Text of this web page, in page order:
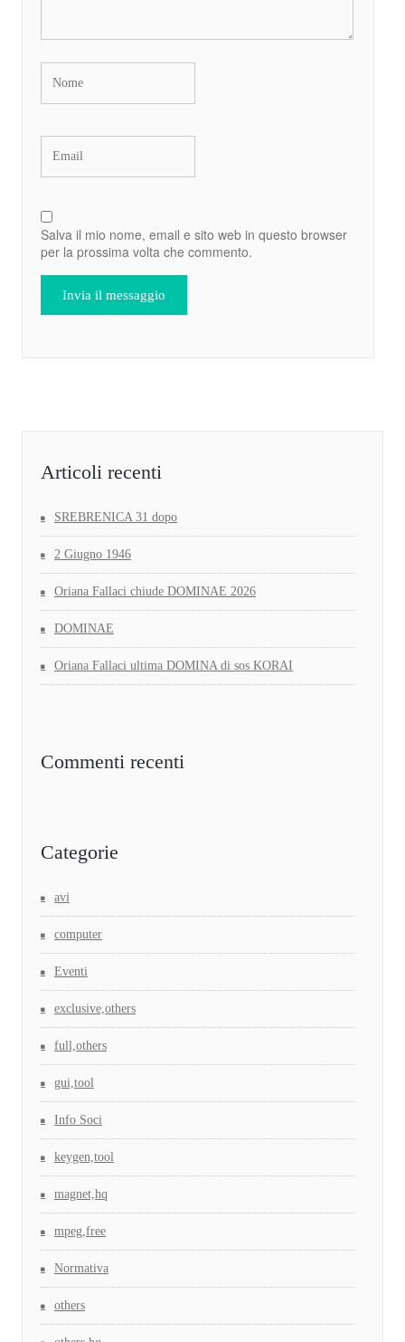
Salva il mio nome, email e sito web in questo browser
per la prossima volta che commento.
Articoli recenti
SREBRENICA 31 dopo
2 Giugno 1946
Oriana Fallaci chiude DOMINAE 2026
DOMINAE
Oriana Fallaci ultima DOMINA di sos KORAI
Commenti recenti
Categorie
avi
computer
Eventi
exclusive,others
full,others
gui,tool
Info Soci
keygen,tool
magnet,hq
mpeg,free
Normativa
others